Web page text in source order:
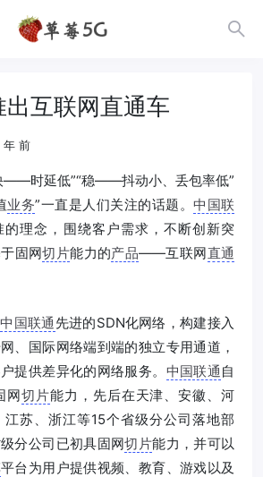
互联网直通车
年 前
——时延低”“稳——抖动小、丢包率低”
业务”一直是人们关注的话题。 中国联
的理念，围绕客户需求，不断创新突
固网切片能力的产品——互联网直通
中国联通 先进的SDN化网络，构建接入
、国际网络端到端的独立专用通道，
提供差异化的网络服务。 中国联通 自
网切片能力，先后在天津、安徽、河
苏、浙江等15个省级分公司落地部
分公司已初具固网切片能力，并可以
平台为用户提供视频、教育、游戏以及